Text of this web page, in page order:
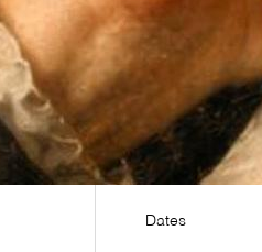
Dates